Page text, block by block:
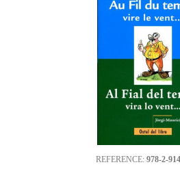
REFERENCE: 978-2-